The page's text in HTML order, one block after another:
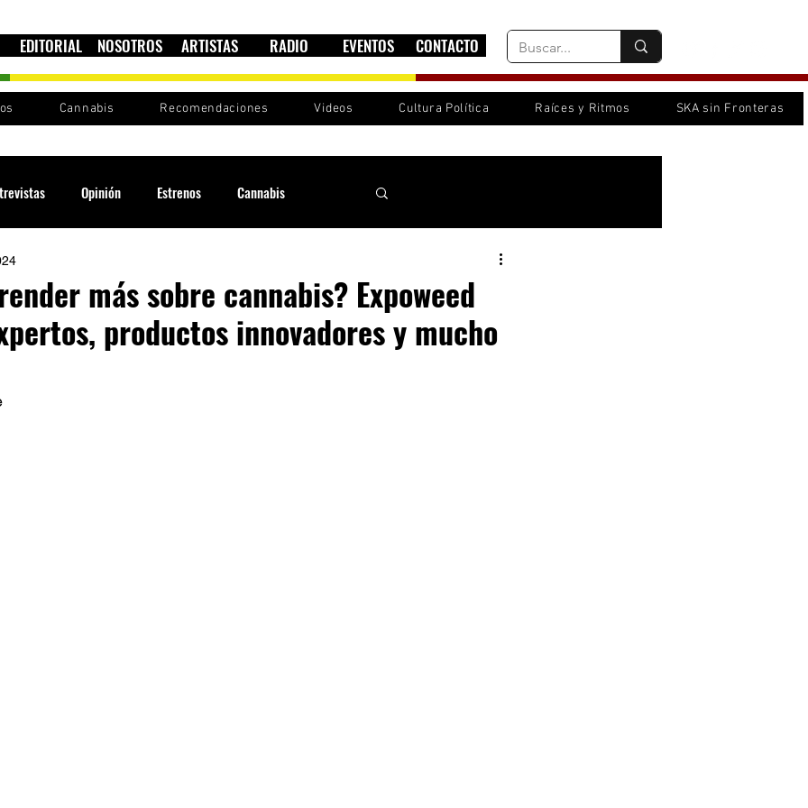
EDITORIAL NOSOTROS ARTISTAS RADIO EVENTOS CONTACTO
Cannabis Recomendaciones Videos Cultura Política Raíces y Ritmos SKA sin Fronteras
Opinión Estrenos Cannabis
Cultura política
Sound System Festivales Sesiones RootsLand
más sobre cannabis? Expoweed
productos innovadores y mucho